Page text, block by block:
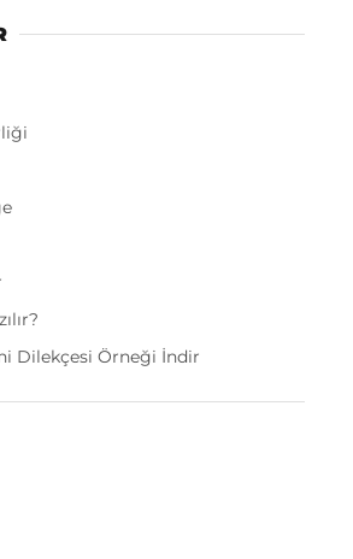
Dilekçesi Örneği İndir